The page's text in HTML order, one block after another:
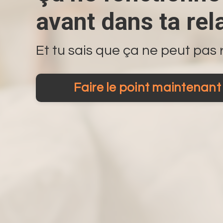
avant dans ta
Et tu sais que ça ne peut pas
Faire le point maintenant